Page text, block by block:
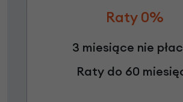
Raty 0%
3 miesiące nie
Raty do 60